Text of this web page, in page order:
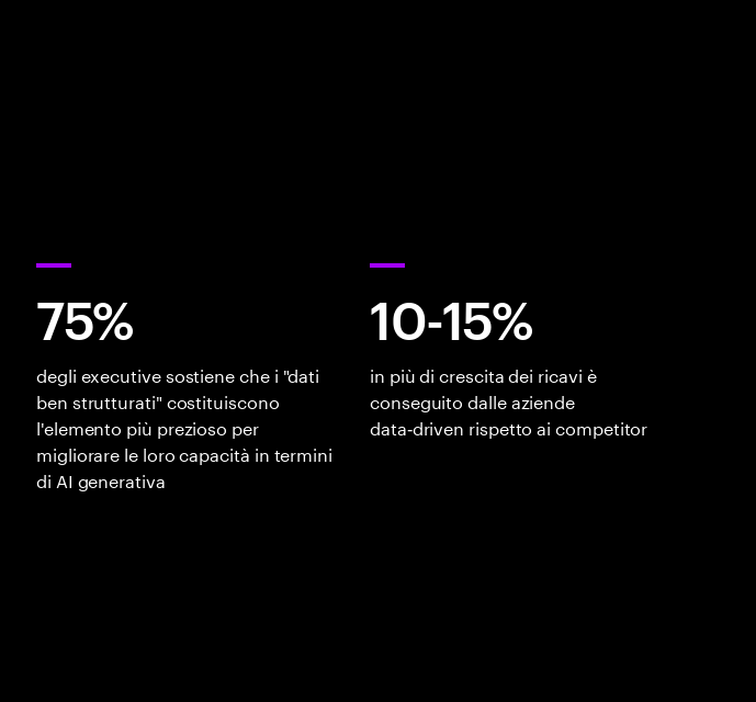
75%
degli executive sostiene che i "dati
ben strutturati" costituiscono
l'elemento più prezioso per
migliorare le loro capacità in termini
di AI generativa
10-15%
in più di crescita dei ricavi è
conseguito dalle aziende
data‑driven rispetto ai competitor